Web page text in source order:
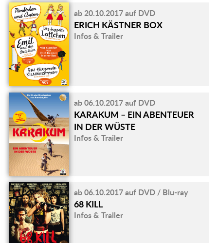
ab 20.10.2017 auf DVD
ERICH KÄSTNER BOX
Infos & Trailer
ab 06.10.2017 auf DVD
KARAKUM – EIN ABENTEUER
IN DER WÜSTE
Infos & Trailer
ab 06.10.2017 auf DVD / Blu-ray
68 KILL
Infos & Trailer